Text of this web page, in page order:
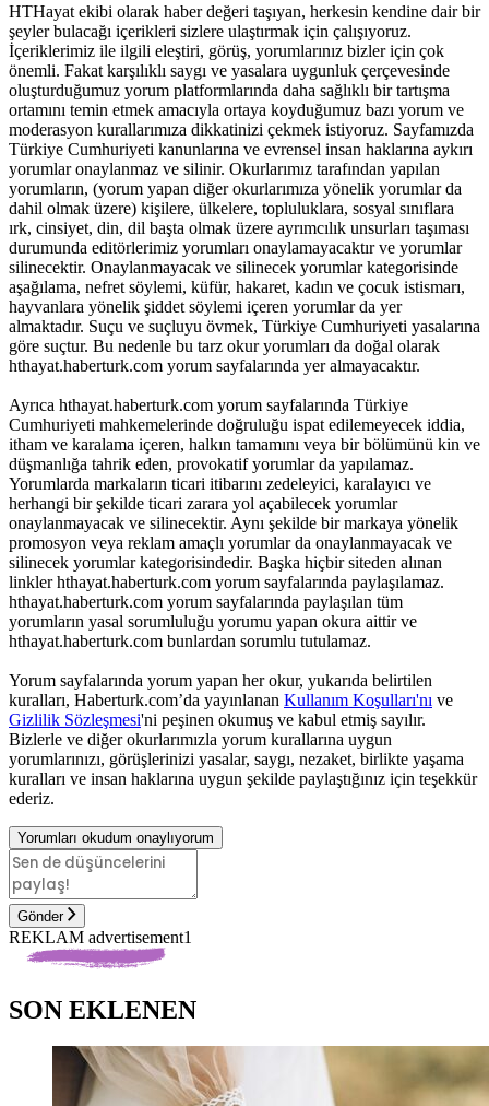
HTHayat ekibi olarak haber değeri taşıyan, herkesin kendine dair bir
şeyler bulacağı içerikleri sizlere ulaştırmak için çalışıyoruz.
İçeriklerimiz ile ilgili eleştiri, görüş, yorumlarınız bizler için çok
önemli. Fakat karşılıklı saygı ve yasalara uygunluk çerçevesinde
oluşturduğumuz yorum platformlarında daha sağlıklı bir tartışma
ortamını temin etmek amacıyla ortaya koyduğumuz bazı yorum ve
moderasyon kurallarımıza dikkatinizi çekmek istiyoruz. Sayfamızda
Türkiye Cumhuriyeti kanunlarına ve evrensel insan haklarına aykırı
yorumlar onaylanmaz ve silinir. Okurlarımız tarafından yapılan
yorumların, (yorum yapan diğer okurlarımıza yönelik yorumlar da
dahil olmak üzere) kişilere, ülkelere, topluluklara, sosyal sınıflara
ırk, cinsiyet, din, dil başta olmak üzere ayrımcılık unsurları taşıması
durumunda editörlerimiz yorumları onaylamayacaktır ve yorumlar
silinecektir. Onaylanmayacak ve silinecek yorumlar kategorisinde
aşağılama, nefret söylemi, küfür, hakaret, kadın ve çocuk istismarı,
hayvanlara yönelik şiddet söylemi içeren yorumlar da yer
almaktadır. Suçu ve suçluyu övmek, Türkiye Cumhuriyeti yasalarına
göre suçtur. Bu nedenle bu tarz okur yorumları da doğal olarak
hthayat.haberturk.com yorum sayfalarında yer almayacaktır.
Ayrıca hthayat.haberturk.com yorum sayfalarında Türkiye
Cumhuriyeti mahkemelerinde doğruluğu ispat edilemeyecek iddia,
itham ve karalama içeren, halkın tamamını veya bir bölümünü kin ve
düşmanlığa tahrik eden, provokatif yorumlar da yapılamaz.
Yorumlarda markaların ticari itibarını zedeleyici, karalayıcı ve
herhangi bir şekilde ticari zarara yol açabilecek yorumlar
onaylanmayacak ve silinecektir. Aynı şekilde bir markaya yönelik
promosyon veya reklam amaçlı yorumlar da onaylanmayacak ve
silinecek yorumlar kategorisindedir. Başka hiçbir siteden alınan
linkler hthayat.haberturk.com yorum sayfalarında paylaşılamaz.
hthayat.haberturk.com yorum sayfalarında paylaşılan tüm
yorumların yasal sorumluluğu yorumu yapan okura aittir ve
hthayat.haberturk.com bunlardan sorumlu tutulamaz.
Yorum sayfalarında yorum yapan her okur, yukarıda belirtilen
kuralları, Haberturk.com’da yayınlanan Kullanım Koşulları'nı ve
Gizlilik Sözleşmesi'ni peşinen okumuş ve kabul etmiş sayılır.
Bizlerle ve diğer okurlarımızla yorum kurallarına uygun
yorumlarınızı, görüşlerinizi yasalar, saygı, nezaket, birlikte yaşama
kuralları ve insan haklarına uygun şekilde paylaştığınız için teşekkür
ederiz.
Yorumları okudum onaylıyorum
Gönder
REKLAM advertisement1
SON EKLENEN